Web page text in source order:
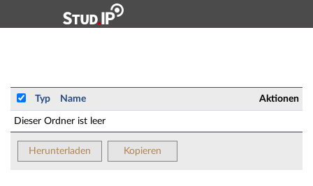
Hauptnavigation
Lehrstuhl: Lehrstuhl für Computational Humanities -
Typ Name Aktionen
Dieser Ordner ist leer
Herunterladen Kopieren